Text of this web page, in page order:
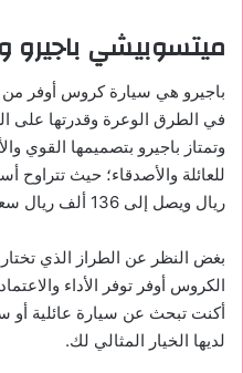
ميتسوبيشي باجيرو
باجيرو هي سيارة كروس أوفر من
في الطرق الوعرة وقدرتها على
وتمتاز باجيرو بتصميمها القوي
ريال ويصل إلى 136 ألف ريال سعودي.
بغض النظر عن الطراز الذي
الكروس أوفر توفر الأداء
أكنت تبحث عن سيارة عائلية أو
لديها الخيار المثالي لك.